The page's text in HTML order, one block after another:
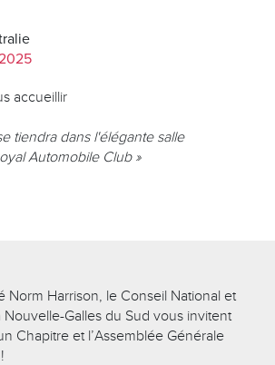
accueillir
tiendra dans l'élégante salle
Automobile Club »
Norm Harrison, le Conseil National et
Nouvelle-Galles du Sud vous invitent
Chapitre et l’Assemblée Générale